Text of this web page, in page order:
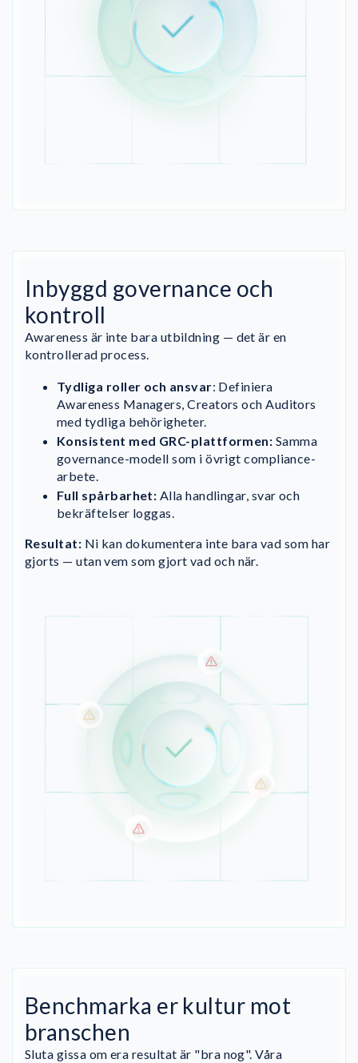
Inbyggd governance och
kontroll
Awareness är inte bara utbildning — det är en
kontrollerad process.
Tydliga roller och ansvar: Definiera
Awareness Managers, Creators och Auditors
med tydliga behörigheter.
Konsistent med GRC-plattformen: Samma
governance-modell som i övrigt compliance-
arbete.
Full spårbarhet: Alla handlingar, svar och
bekräftelser loggas.
Resultat: Ni kan dokumentera inte bara vad som har
gjorts — utan vem som gjort vad och när.
Benchmarka er kultur mot
branschen
Sluta gissa om era resultat är "bra nog". Våra